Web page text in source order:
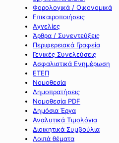
Φορολογικά / Οικονομικά
Επικαιροποιήσεις
Αγγελίες
Άρθρα / Συνεντεύξεις
Περιφερειακά Γραφεία
Γενικές Συνελεύσεις
Ασφαλιστικά Ενημέρωση
ΕΤΕΠ
Νομοθεσία
Δημοπρατήσεις
Νομοθεσία PDF
Δημόσια Έργα
Αναλυτικά Τιμολόγια
Διοικητικά Συμβούλια
Λοιπά θέματα